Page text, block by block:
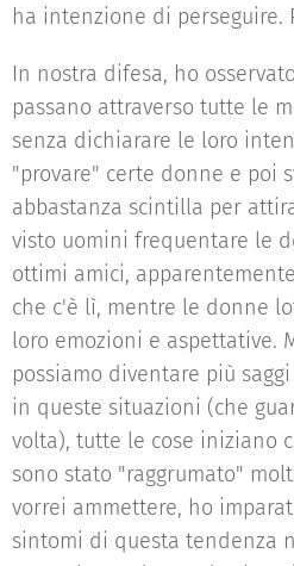
ha intenzione di perseguire.
In nostra difesa, ho
passano attraverso tutte le
senza dichiarare le loro
"provare" certe donne e poi
abbastanza scintilla per
visto uomini frequentare le
ottimi amici,
che c'è lì, mentre le donne
loro emozioni e aspettative.
possiamo diventare più
in queste situazioni (che
volta), tutte le cose iniziano
sono stato "raggrumato"
vorrei ammettere, ho
sintomi di questa tendenza